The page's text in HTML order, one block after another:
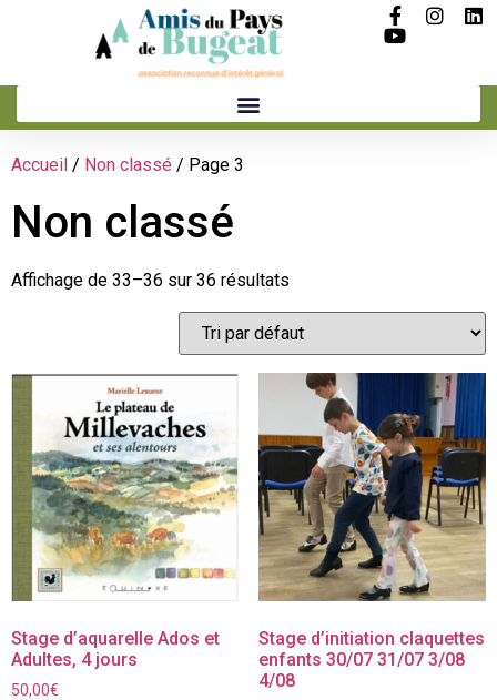
Accueil / Non classé / Page 3
Non classé
Affichage de 33–36 sur 36 résultats
Stage d’aquarelle Ados et
Adultes, 4 jours
50,00€
Stage d’initiation claquettes
enfants 30/07 31/07 3/08
4/08